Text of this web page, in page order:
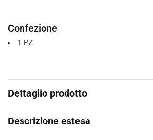
Confezione
1 PZ
Dettaglio prodotto
Descrizione estesa